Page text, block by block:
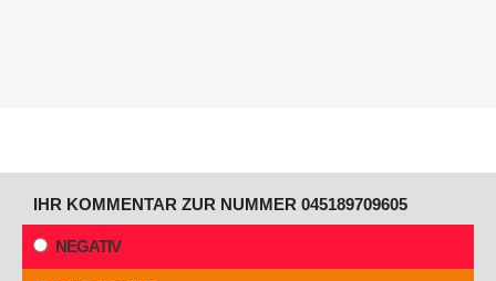
IHR KOMMENTAR ZUR NUMMER 045189709605
NEGATIV